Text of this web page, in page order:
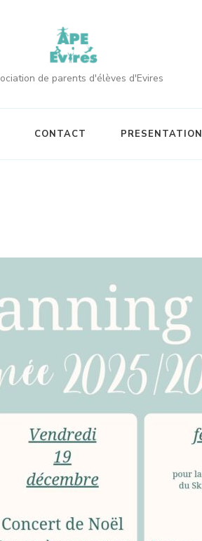
de parents d'élèves d'Evires
CONTACT PRESENTATION